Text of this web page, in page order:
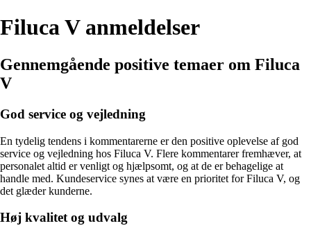
Filuca V anmeldelser
Gennemgående positive temaer om Filuca
V
God service og vejledning
En tydelig tendens i kommentarerne er den positive oplevelse af god
service og vejledning hos Filuca V. Flere kommentarer fremhæver, at
personalet altid er venligt og hjælpsomt, og at de er behagelige at
handle med. Kundeservice synes at være en prioritet for Filuca V, og
det glæder kunderne.
Høj kvalitet og udvalg